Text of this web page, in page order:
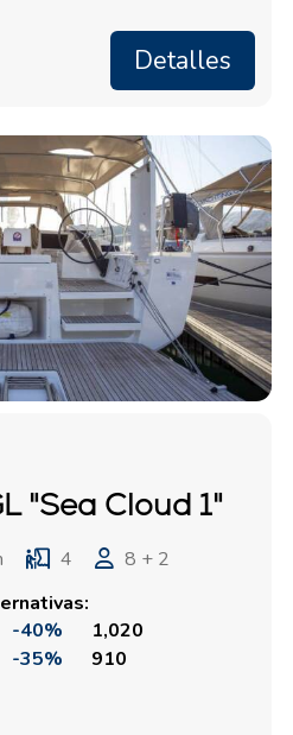
Detalles
"Sea Cloud 1"
4
8 + 2
-40%
1,020
-35% 910